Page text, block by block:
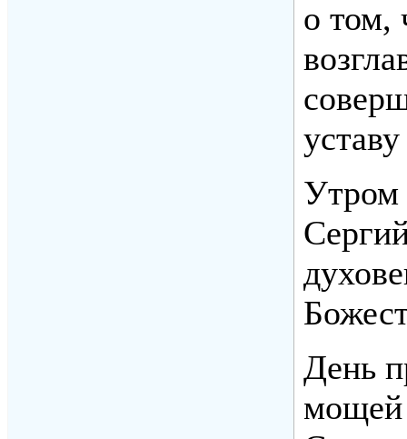
о том,
Утром
День
мощей